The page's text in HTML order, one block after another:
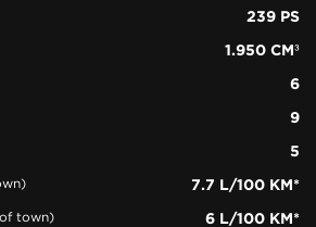
239 PS
1.950 CM³
6
9
5
7.7 L/100 KM*
town) 6 L/100 KM*